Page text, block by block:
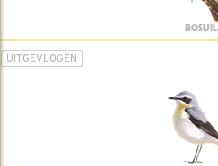
BOSUIL
UITGEVLOGEN